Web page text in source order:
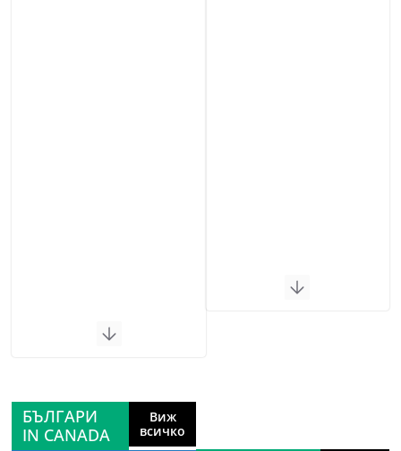
БЪЛГАРИ
IN CANADA
Виж
всичко